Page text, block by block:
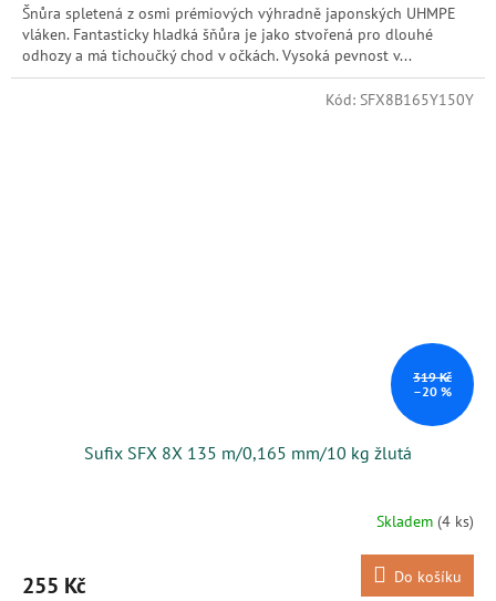
Šnůra spletená z osmi prémiových výhradně japonských UHMPE
vláken. Fantasticky hladká šňůra je jako stvořená pro dlouhé
odhozy a má tichoučký chod v očkách. Vysoká pevnost v...
319 Kč
–20 %
Sufix SFX 8X 135 m/0,165 mm/10 kg žlutá
Skladem (4 ks)
255 Kč Do košíku
Kód: SFX8B165Y150Y